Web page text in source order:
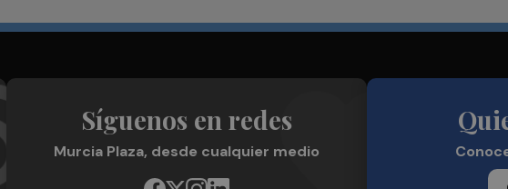
Síguenos en redes
Murcia Plaza, desde cualquier medio